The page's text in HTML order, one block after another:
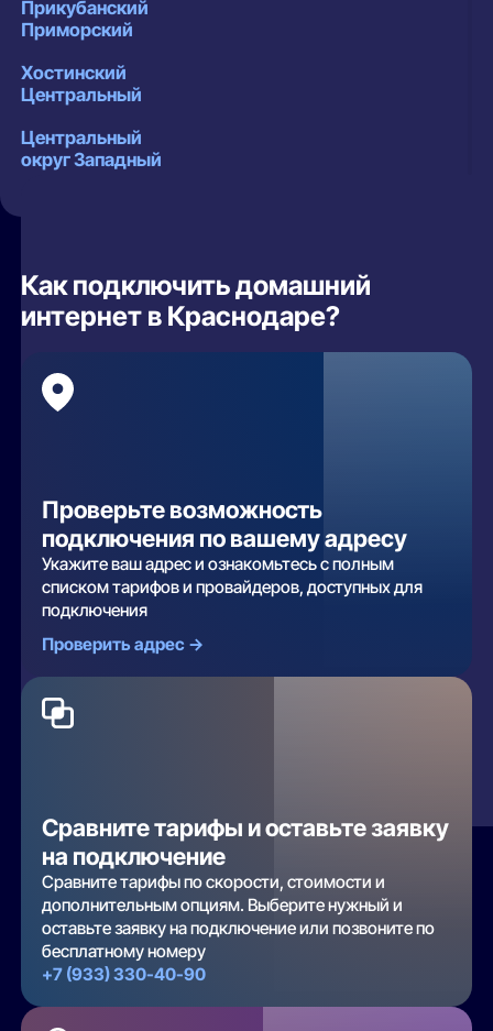
Прикубанский
Приморский
Хостинский
Центральный
Центральный
округ Западный
Как подключить домашний
интернет в Краснодаре?
Проверьте возможность
подключения по вашему адресу
Укажите ваш адрес и ознакомьтесь с полным
списком тарифов и провайдеров, доступных для
подключения
Проверить адрес ->
Сравните тарифы и оставьте заявку
на подключение
Сравните тарифы по скорости, стоимости и
дополнительным опциям. Выберите нужный и
оставьте заявку на подключение или позвоните по
бесплатному номеру
+7 (933) 330-40-90